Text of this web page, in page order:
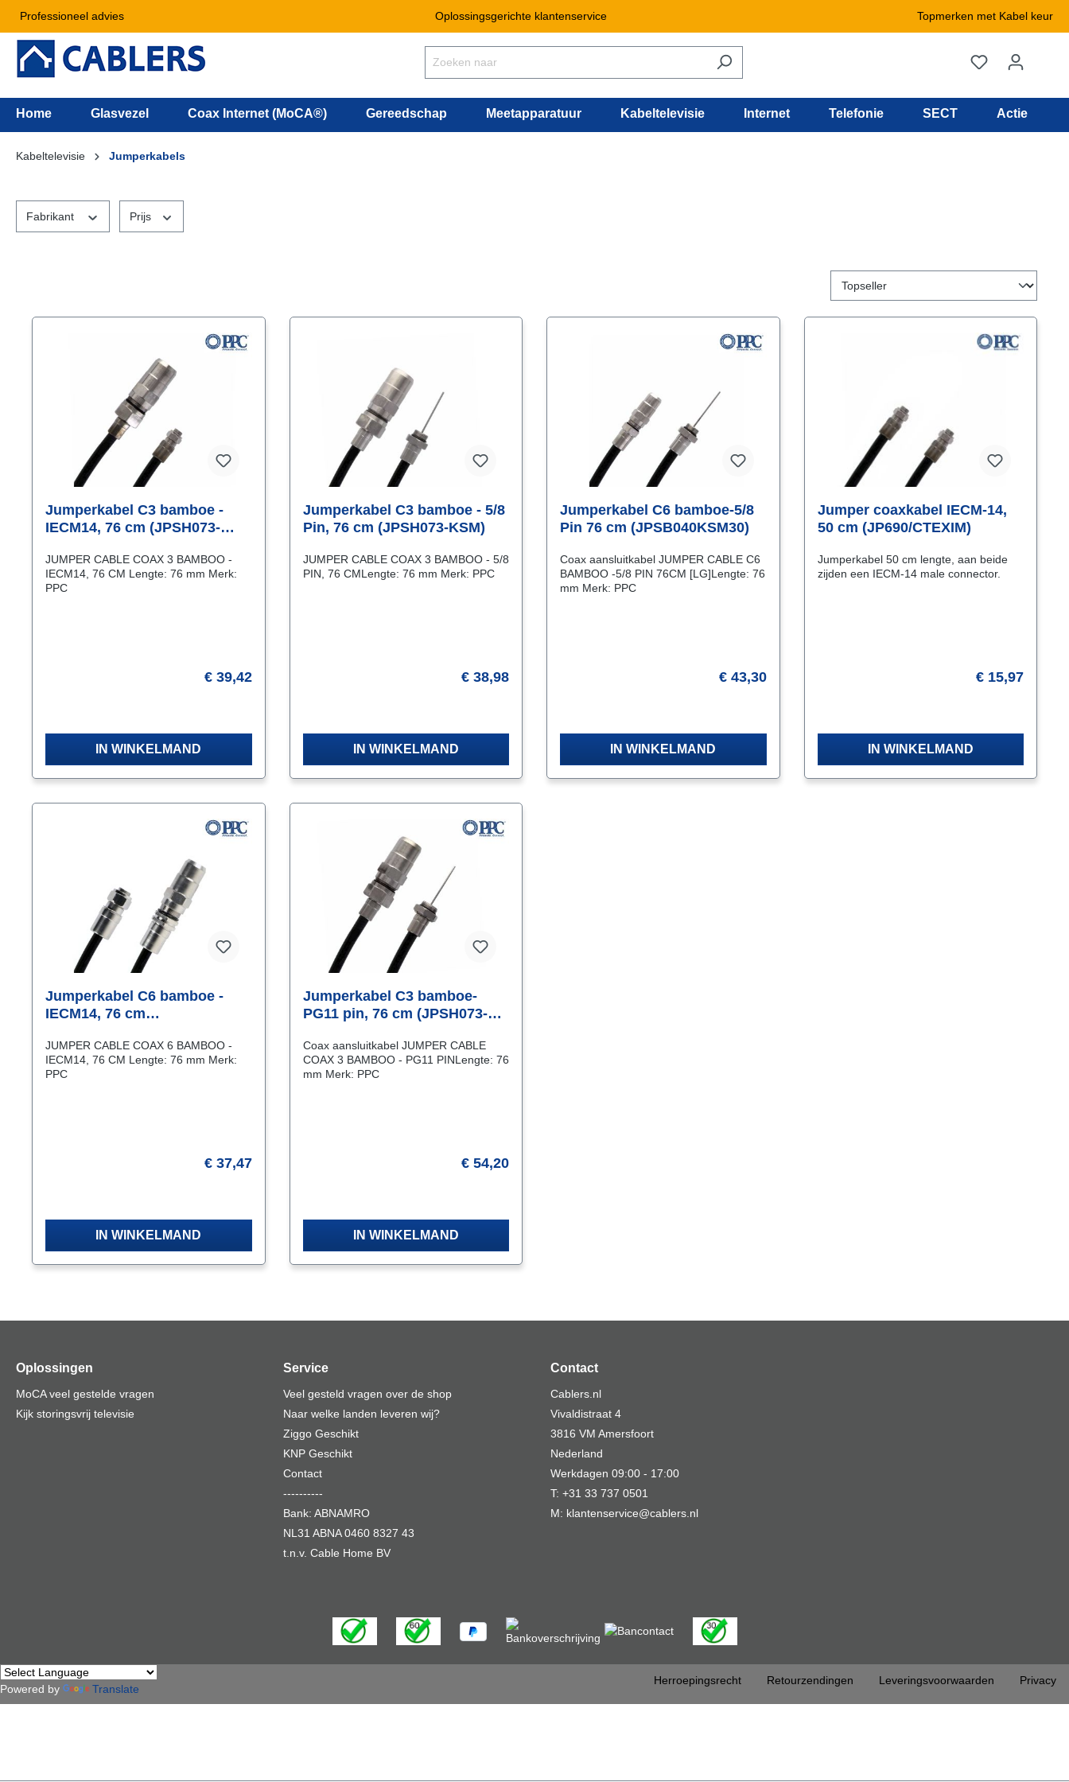
Professioneel advies Oplossingsgerichte klantenservice Topmerken met Kabel keur
Home Glasvezel Coax Internet (MoCA®) Gereedschap Meetapparatuur Kabeltelevisie Internet Telefonie SECT Actie
Kabeltelevisie Jumperkabels
Fabrikant Prijs
Jumperkabel C3 bamboe -
IECM14, 76 cm (JPSH073-
JUMPER CABLE COAX 3 BAMBOO -
IECM14, 76 CM Lengte: 76 mm Merk:
PPC
€ 39,42
IN WINKELMAND
Jumperkabel C3 bamboe - 5/8
Pin, 76 cm (JPSH073-KSM)
JUMPER CABLE COAX 3 BAMBOO - 5/8
€ 38,98
IN WINKELMAND
Jumperkabel C6 bamboe-5/8
Pin 76 cm (JPSB040KSM30)
Coax aansluitkabel JUMPER CABLE C6
BAMBOO -5/8 PIN 76CM [LG]Lengte: 76
mm Merk: PPC
€ 43,30
IN WINKELMAND
Jumper coaxkabel IECM-14,
50 cm (JP690/CTEXIM)
Jumperkabel 50 cm lengte, aan beide
zijden een IECM-14 male connector.
€ 15,97
IN WINKELMAND
Jumperkabel C6 bamboe -
IECM14, 76 cm
JUMPER CABLE COAX 6 BAMBOO -
IECM14, 76 CM Lengte: 76 mm Merk:
PPC
€ 37,47
IN WINKELMAND
Jumperkabel C3 bamboe-
PG11 pin, 76 cm (JPSH073-
Coax aansluitkabel JUMPER CABLE
COAX 3 BAMBOO - PG11 PINLengte: 76
mm Merk: PPC
€ 54,20
IN WINKELMAND
Oplossingen
MoCA veel gestelde vragen
Kijk storingsvrij televisie
Service
Veel gesteld vragen over de shop
Naar welke landen leveren wij?
Ziggo Geschikt
KNP Geschikt
Contact
----------
Bank: ABNAMRO
NL31 ABNA 0460 8327 43
t.n.v. Cable Home BV
Contact
Cablers.nl
Vivaldistraat 4
3816 VM Amersfoort
Nederland
Werkdagen 09:00 - 17:00
T: +31 33 737 0501
M: klantenservice@cablers.nl
Powered by Translate
Herroepingsrecht Retourzendingen Leveringsvoorwaarden Privacy